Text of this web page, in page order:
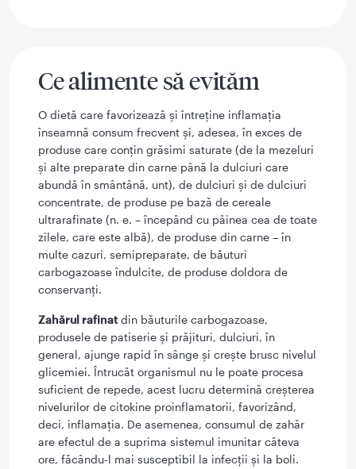
Ce alimente să evităm
O dietă care favorizează și întreține inflamația
înseamnă consum frecvent și, adesea, în exces de
produse care conțin grăsimi saturate (de la mezeluri
și alte preparate din carne până la dulciuri care
abundă în smântână, unt), de dulciuri și de dulciuri
concentrate, de produse pe bază de cereale
ultrarafinate (n. e. – începând cu pâinea cea de toate
zilele, care este albă), de produse din carne – în
multe cazuri, semipreparate, de băuturi
carbogazoase îndulcite, de produse doldora de
conservanți.
Zahărul rafinatdin băuturile carbogazoase,
produsele de patiserie și prăjituri, dulciuri, în
general, ajunge rapid în sânge și crește brusc nivelul
glicemiei. Întrucât organismul nu le poate procesa
suficient de repede, acest lucru determină creșterea
nivelurilor de citokine proinflamatorii, favorizând,
deci, inflamația. De asemenea, consumul de zahăr
are efectul de a suprima sistemul imunitar câteva
ore, făcându-l mai susceptibil la infecții și la boli.